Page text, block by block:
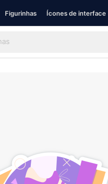
Figurinhas Ícones de interface